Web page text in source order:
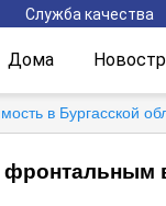
Служба качества
Дома
в Бургасской
фронтальным